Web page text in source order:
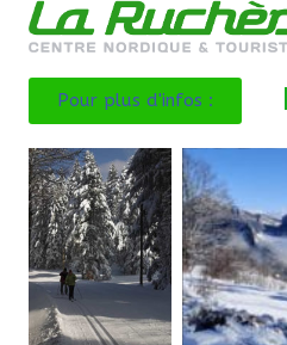
Pour plus d'infos :